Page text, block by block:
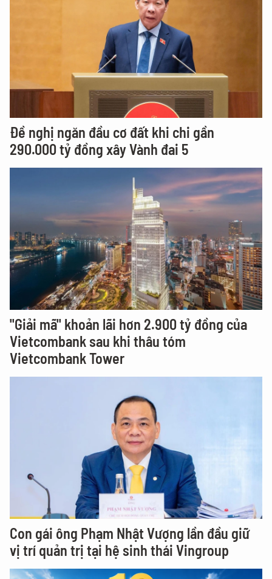
Đề nghị ngăn đầu cơ đất khi chi gần
290.000 tỷ đồng xây Vành đai 5
"Giải mã" khoản lãi hơn 2.900 tỷ đồng của
Vietcombank sau khi thâu tóm
Vietcombank Tower
Con gái ông Phạm Nhật Vượng lần đầu giữ
vị trí quản trị tại hệ sinh thái Vingroup